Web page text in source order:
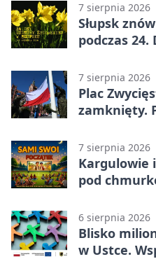
7 sierpnia 2026
Słupsk
podczas
7 sierpnia 2026
Plac
zamknięty.
7 sierpnia 2026
Kargulowie
pod
6 sierpnia 2026
Blisko
w Ustce.